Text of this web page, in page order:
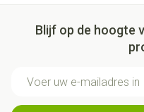
Blijf op de hoogte